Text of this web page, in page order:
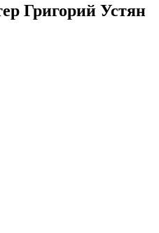
Григорий Устян